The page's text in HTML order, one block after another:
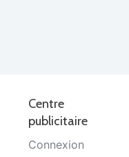
Centre
publicitaire
Connexion